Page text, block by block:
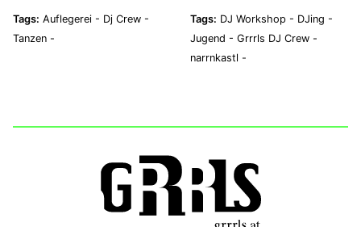
Tags: Auflegerei - Dj Crew -
Tanzen -
Tags: DJ Workshop - DJing -
Jugend - Grrrls DJ Crew -
narrnkastl -